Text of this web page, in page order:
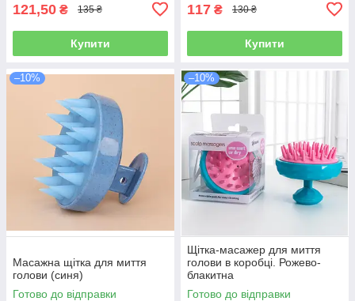
121,50 ₴ 135 ₴
Купити
117 ₴ 130 ₴
Купити
–10%
Масажна щітка для миття
голови (синя)
Готово до відправки
–10%
Щітка-масажер для миття
голови в коробці. Рожево-
блакитна
Готово до відправки